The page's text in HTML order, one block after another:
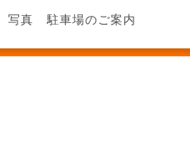
写真 駐車場のご案内